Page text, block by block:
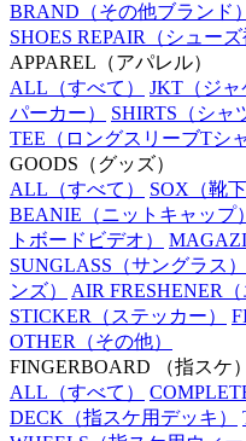
BRAND （その他ブランド）
SHOES REPAIR （シューズ
APPAREL （アパレル）
ALL （すべて） JKT （ジ
パーカー）
SHIRTS （シャ
TEE （ロングスリーブTシ
GOODS （グッズ）
ALL （すべて） SOX （靴下
BEANIE （ニットキャップ）
トボードビデオ）
SUNGLASS （サングラス）
ンズ）
AIR FRESHENER
STICKER （ステッカー）
OTHER （その他）
FINGERBOARD
（指スケ）
ALL （すべて）
DECK （指スケ用デッキ）